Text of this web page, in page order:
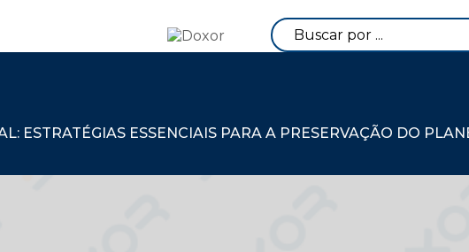
ESTRATÉGIAS ESSENCIAIS PARA A PRESERVAÇÃO DO